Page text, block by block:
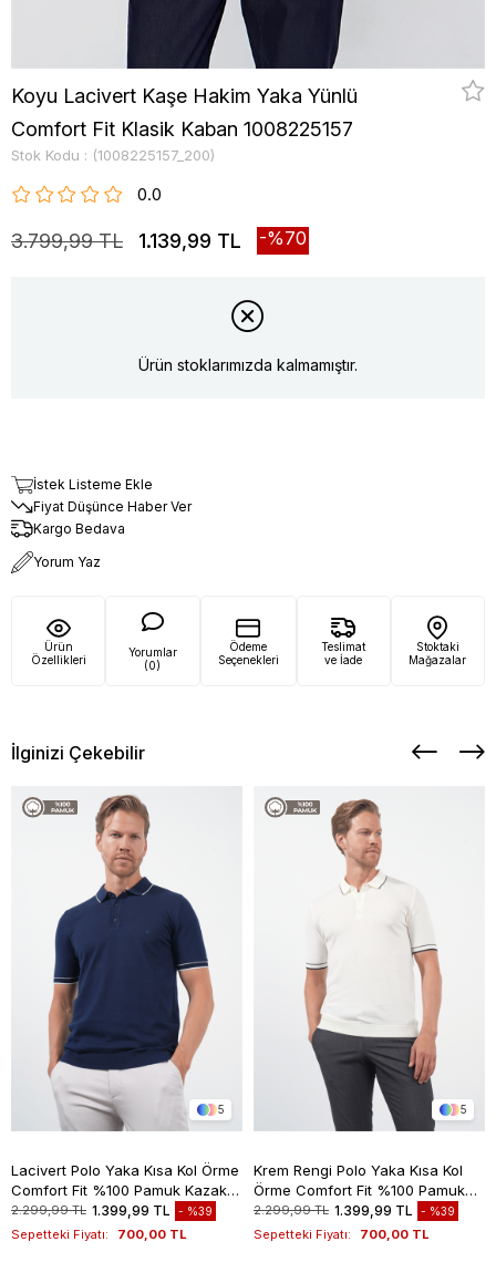
Koyu Lacivert Kaşe Hakim Yaka Yünlü
Comfort Fit Klasik Kaban 1008225157
Stok Kodu (1008225157_200)
0.0
3.799,99 TL 1.139,99 TL 70
Ürün stoklarımızda kalmamıştır.
İstek Listeme Ekle
Fiyat Düşünce Haber Ver
Kargo Bedava
Yorum Yaz
Ürün
Özellikleri
Yorumlar
(0)
Ödeme
Seçenekleri
Teslimat
ve İade
Stoktaki
Mağazalar
İlginizi Çekebilir
5
Lacivert Polo Yaka Kısa Kol Örme
Comfort Fit %100 Pamuk Kazak
1012260151
2.299,99 TL 1.399,99 TL %39
Sepetteki Fiyatı: 700,00 TL
5
Krem Rengi Polo Yaka Kısa Kol
Örme Comfort Fit %100 Pamuk
Kazak 1012260151
2.299,99 TL 1.399,99 TL %39
Sepetteki Fiyatı: 700,00 TL